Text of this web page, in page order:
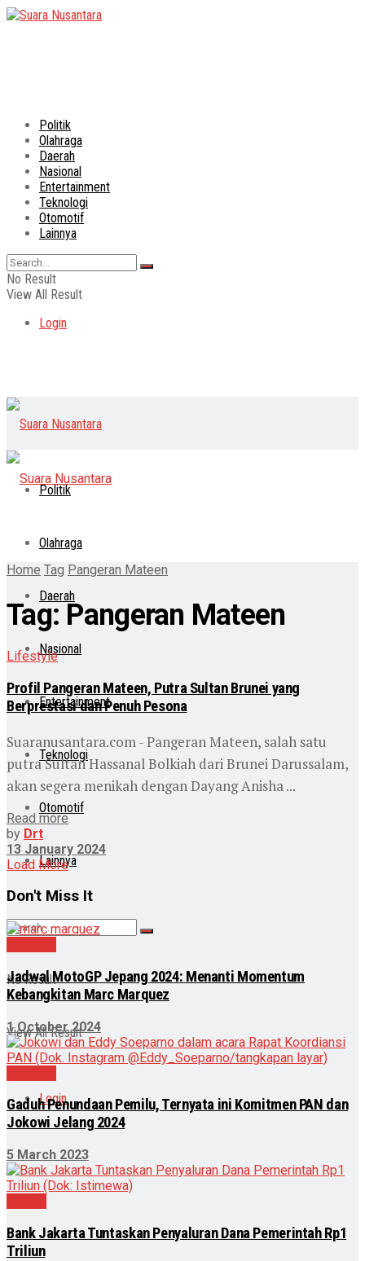
Politik
Olahraga
Daerah
Nasional
Entertainment
Teknologi
Otomotif
Lainnya
No Result
View All Result
Login
Politik
Olahraga
Daerah
Nasional
Entertainment
Teknologi
Otomotif
Lainnya
No Result
View All Result
Login
Home Tag Pangeran Mateen
Tag: Pangeran Mateen
Lifestyle
Profil Pangeran Mateen, Putra Sultan Brunei yang
Berprestasi dan Penuh Pesona
Suaranusantara.com - Pangeran Mateen, salah satu
putra Sultan Hassanal Bolkiah dari Brunei Darussalam,
akan segera menikah dengan Dayang Anisha ...
Read more
by Drt
13 January 2024
Load More
Don't Miss It
Jadwal MotoGP Jepang 2024: Menanti Momentum
Kebangkitan Marc Marquez
1 October 2024
Gaduh Penundaan Pemilu, Ternyata ini Komitmen PAN dan
Jokowi Jelang 2024
5 March 2023
Bank Jakarta Tuntaskan Penyaluran Dana Pemerintah Rp1
Triliun